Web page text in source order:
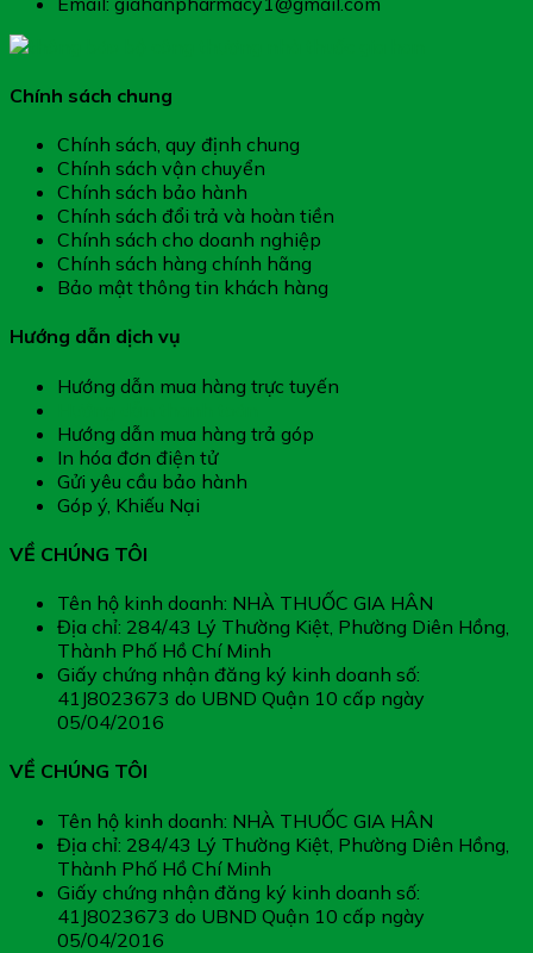
Chính sách chung
Chính sách, quy định chung
Chính sách vận chuyển
Chính sách bảo hành
Chính sách đổi trả và hoàn tiền
Chính sách cho doanh nghiệp
Chính sách hàng chính hãng
Bảo mật thông tin khách hàng
Hướng dẫn dịch vụ
Hướng dẫn mua hàng trực tuyến
Hướng dẫn mua hàng trả góp
In hóa đơn điện tử
Gửi yêu cầu bảo hành
Góp ý, Khiếu Nại
VỀ CHÚNG TÔI
Tên hộ kinh doanh: NHÀ THUỐC GIA HÂN
Địa chỉ: 284/43 Lý Thường Kiệt, Phường Diên Hồng,
Thành Phố Hồ Chí Minh
Giấy chứng nhận đăng ký kinh doanh số:
41J8023673 do UBND Quận 10 cấp ngày
05/04/2016
VỀ CHÚNG TÔI
Tên hộ kinh doanh: NHÀ THUỐC GIA HÂN
Địa chỉ: 284/43 Lý Thường Kiệt, Phường Diên Hồng,
Thành Phố Hồ Chí Minh
Giấy chứng nhận đăng ký kinh doanh số:
41J8023673 do UBND Quận 10 cấp ngày
05/04/2016